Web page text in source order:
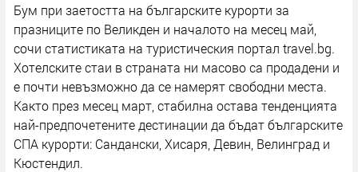
Бум при заетостта на българските курорти за
празниците по Великден и началото на месец май,
сочи статистиката на туристическия портал travel.bg.
Хотелските стаи в страната ни масово са продадени и
е почти невъзможно да се намерят свободни места.
Както през месец март, стабилна остава тенденцията
най-предпочетените дестинации да бъдат българските
СПА курорти: Сандански, Хисаря, Девин, Велинград и
Кюстендил.